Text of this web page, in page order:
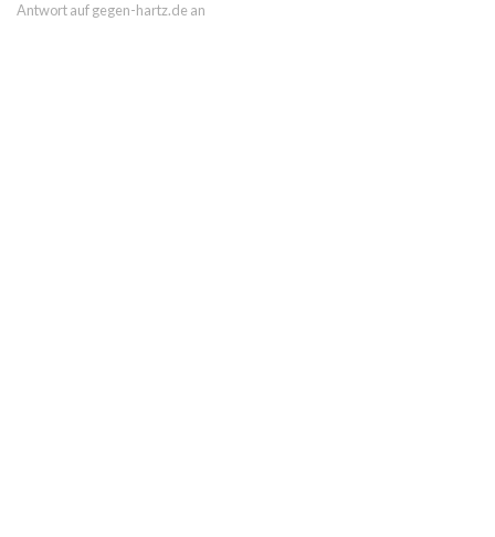
Antwort auf gegen-hartz.de an